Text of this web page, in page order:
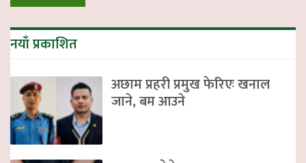
नयाँ प्रकाशित
अछाम प्रहरी प्रमुख फेरिएः खनाल
जाने, बम आउने